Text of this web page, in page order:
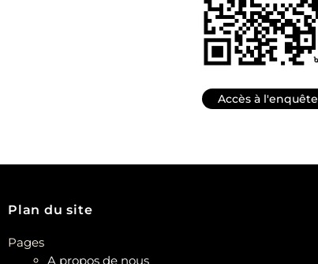
Accès à l'enquête
Plan du site
Pages
A propos de nous